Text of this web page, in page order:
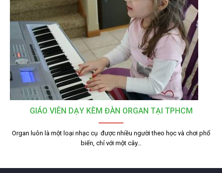
GIÁO VIÊN DẠY KÈM ĐÀN ORGAN TẠI TPHCM
Organ luôn là một loại nhạc cụ được nhiều người theo học và chơi phổ
biến, chỉ với một cây…